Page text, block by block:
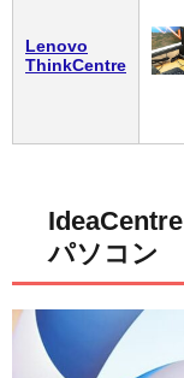
Lenovo
ThinkCentre
パソコン